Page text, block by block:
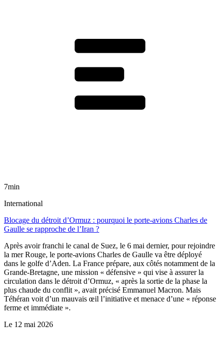
7min
International
Blocage du détroit d’Ormuz : pourquoi le porte-avions Charles de
Gaulle se rapproche de l’Iran ?
Après avoir franchi le canal de Suez, le 6 mai dernier, pour rejoindre
la mer Rouge, le porte-avions Charles de Gaulle va être déployé
dans le golfe d’Aden. La France prépare, aux côtés notamment de la
Grande-Bretagne, une mission « défensive » qui vise à assurer la
circulation dans le détroit d’Ormuz, « après la sortie de la phase la
plus chaude du conflit », avait précisé Emmanuel Macron. Mais
Téhéran voit d’un mauvais œil l’initiative et menace d’une « réponse
ferme et immédiate ».
Le 12 mai 2026